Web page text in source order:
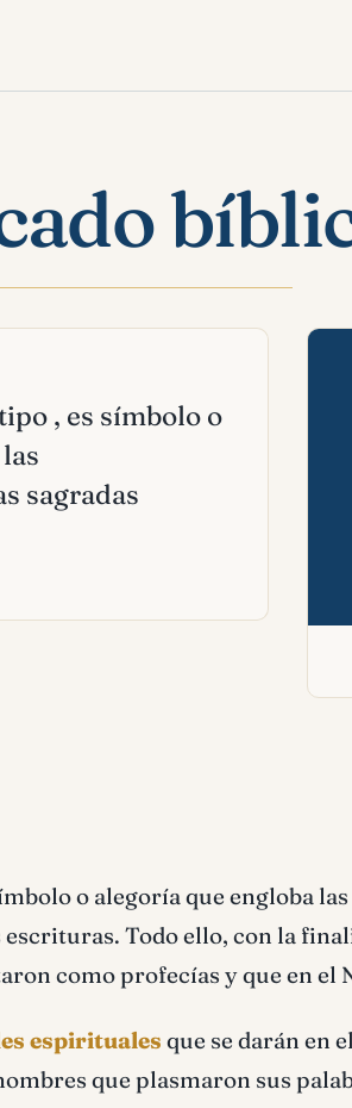
, es símbolo o
sagradas
o alegoría que engloba
Todo ello, con la
como profecías y que en el
espirituales que se darán en
que plasmaron sus